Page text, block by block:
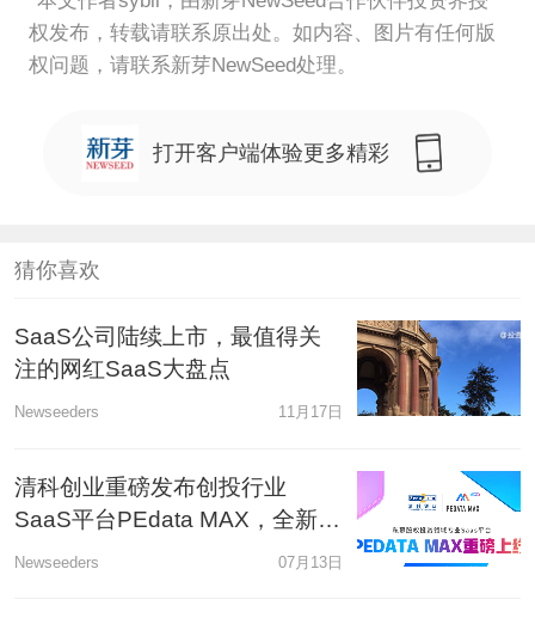
权发布，转载请联系原出处。如内容、图片有任何版
权问题，请联系新芽NewSeed处理。
打开客户端体验更多精彩
猜你喜欢
SaaS公司陆续上市，最值得关
注的网红SaaS大盘点
Newseeders 11月17日
清科创业重磅发布创投行业
SaaS平台PEdata MAX，全新助
力募投管退
Newseeders 07月13日